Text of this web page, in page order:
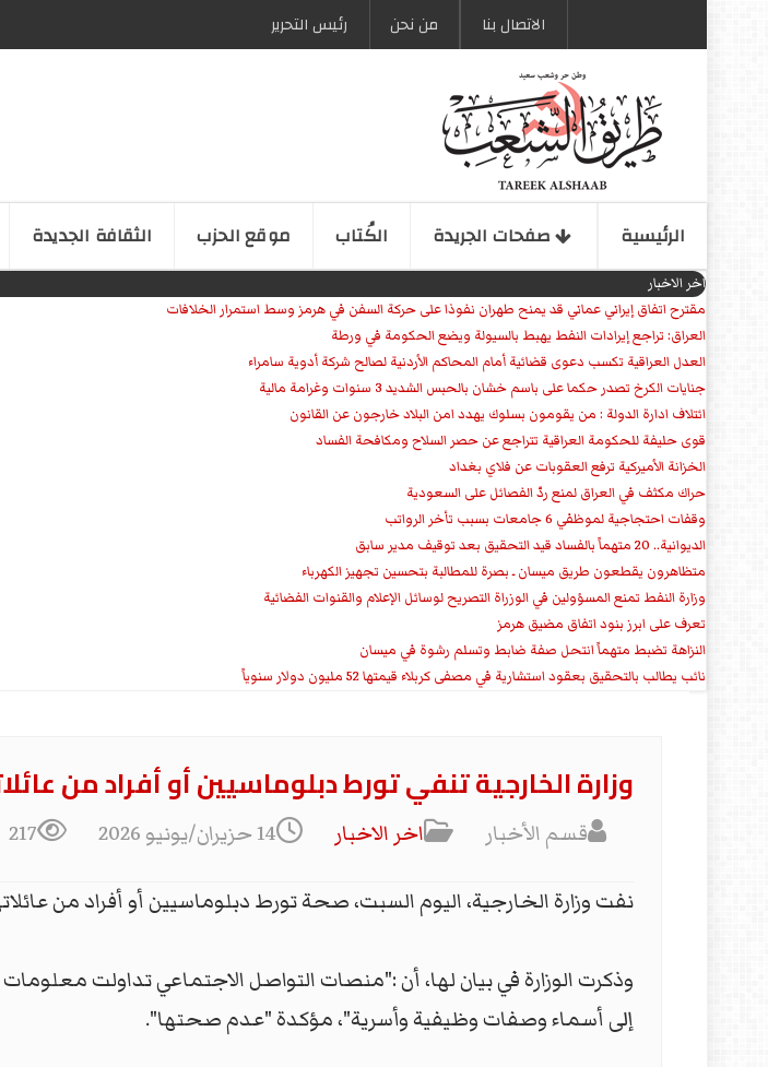
الاتصال بنا من نحن رئیس التحریر
الرئیسیة صفحات الجریدة الكُتاب موقع الحزب الثقافة الجدیدة
اخر الاخبار
مقترح اتفاق إيراني عماني قد يمنح طهران نفوذا على حركة السفن في هرمز وسط استمرار الخلافات
العراق: تراجع إيرادات النفط يهبط بالسيولة ويضع الحكومة في ورطة
العدل العراقية تكسب دعوى قضائية أمام المحاكم الأردنية لصالح شركة أدوية سامراء
جنايات الكرخ تصدر حكما على باسم خشان بالحبس الشديد 3 سنوات وغرامة مالية
ائتلاف ادارة الدولة : من يقومون بسلوك يهدد امن البلاد خارجون عن القانون
قوى حليفة للحكومة العراقية تتراجع عن حصر السلاح ومكافحة الفساد
الخزانة الأميركية ترفع العقوبات عن فلاي بغداد
حراك مكثف في العراق لمنع ردّ الفصائل على السعودية
وقفات احتجاجية لموظفي 6 جامعات بسبب تأخر الرواتب
الديوانية.. 20 متهماً بالفساد قيد التحقيق بعد توقيف مدير سابق
متظاهرون يقطعون طريق ميسان ـ بصرة للمطالبة بتحسين تجهيز الكهرباء
وزارة النفط تمنع المسؤولين في الوزراة التصريح لوسائل الإعلام والقنوات الفضائية
تعرف على ابرز بنود اتفاق مضيق هرمز
النزاهة تضبط متهماً انتحل صفة ضابط وتسلم رشوة في ميسان
نائب يطالب بالتحقيق بعقود استشارية في مصفى كربلاء قيمتها 52 مليون دولار سنوياً
وزارة الخارجية تنفي تورط دبلوماسيين أو أفراد من
قسم الأخبار اخر الاخبار 14 حزيران/يونيو 2026 217
نفت وزارة الخارجية، اليوم السبت، صحة تورط دبلوماسيين أو أفراد من
وذكرت الوزارة في بيان لها، أن :"منصات التواصل الاجتماعي تداولت
إلى أسماء وصفات وظيفية وأسرية"، مؤكدة "عدم صحتها".